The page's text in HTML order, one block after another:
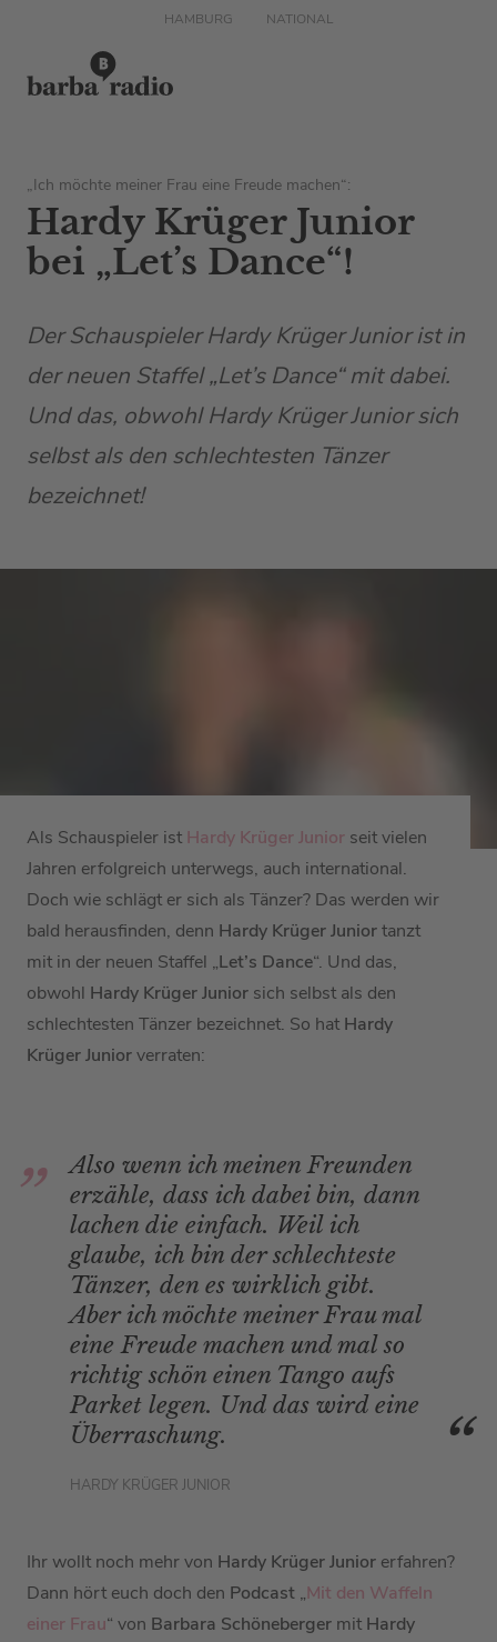
HAMBURG NATIONAL
„Ich möchte meiner Frau eine Freude machen“:
Hardy Krüger Junior
bei „Let’s Dance“!
Der Schauspieler Hardy Krüger Junior ist in
der neuen Staffel „Let’s Dance“ mit dabei.
Und das, obwohl Hardy Krüger Junior sich
selbst als den schlechtesten Tänzer
bezeichnet!
Als Schauspieler ist Hardy Krüger Junior seit vielen
Jahren erfolgreich unterwegs, auch international.
Doch wie schlägt er sich als Tänzer? Das werden wir
bald herausfinden, denn Hardy Krüger Juniortanzt
mit in der neuen Staffel „Let’s Dance“. Und das,
obwohl Hardy Krüger Junior sich selbst als den
schlechtesten Tänzer bezeichnet. So hat Hardy
Krüger Juniorverraten:
Also wenn ich meinen Freunden
erzähle, dass ich dabei bin, dann
lachen die einfach. Weil ich
glaube, ich bin der schlechteste
Tänzer, den es wirklich gibt.
Aber ich möchte meiner Frau mal
eine Freude machen und mal so
richtig schön einen Tango aufs
Parket legen. Und das wird eine
Überraschung.
HARDY KRÜGER JUNIOR
Ihr wollt noch mehr von Hardy Krüger Junior erfahren?
Dann hört euch doch den Podcast „Mit den Waffeln
einer Frau“ von Barbara Schöneberger mit Hardy